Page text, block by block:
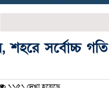
সর্বোচ্চ